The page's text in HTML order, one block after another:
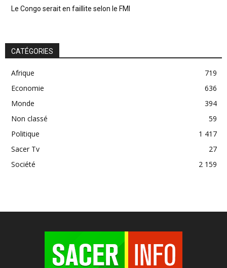
Le Congo serait en faillite selon le FMI
CATÉGORIES
Afrique
719
Economie
636
Monde
394
Non classé
59
Politique
1 417
Sacer Tv
27
Société
2 159